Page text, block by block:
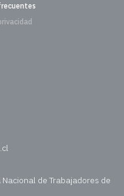
de Trabajadores de